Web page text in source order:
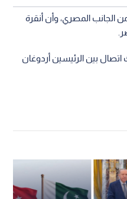
الجانب المصري، وأن أنقرة
اتصال بين الرئيسين أردوغان